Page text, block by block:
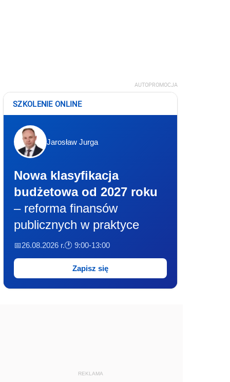
AUTOPROMOCJA
SZKOLENIE ONLINE
Jarosław Jurga
Nowa klasyfikacja
budżetowa od 2027 roku
– reforma finansów
publicznych w praktyce
📅26.08.2026 r.🕐 9:00-13:00
Zapisz się
REKLAMA